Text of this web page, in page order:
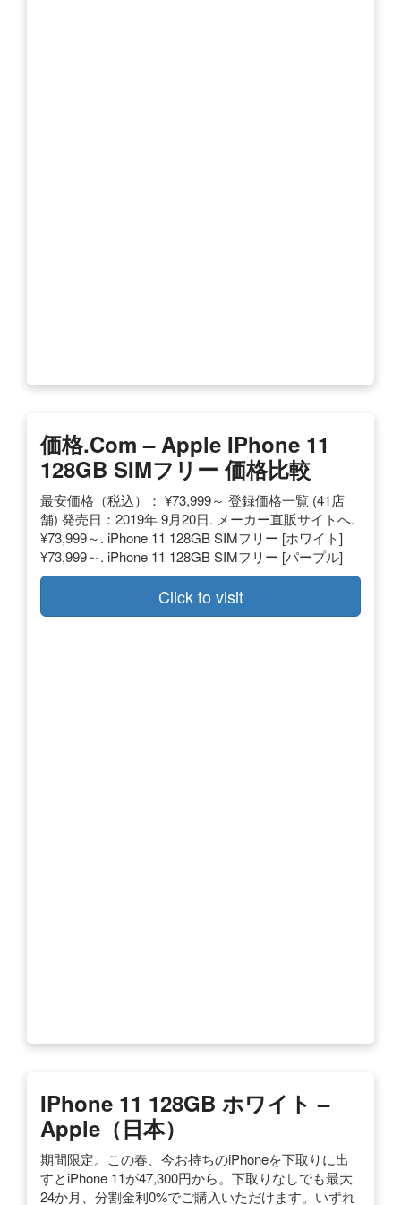
価格.com – Apple IPhone 11
128GB SIMフリー 価格比較
最安価格（税込）： ¥73,999～ 登録価格一覧 (41店
舗) 発売日：2019年 9月20日. メーカー直販サイトへ.
¥73,999～. iPhone 11 128GB SIMフリー [ホワイト]
¥73,999～. iPhone 11 128GB SIMフリー [パープル]
Click to visit
IPhone 11 128GB ホワイト –
Apple（日本）
期間限定。この春、今お持ちのiPhoneを下取りに出
すとiPhone 11が47,300円から。下取りなしでも最大
24か月、分割金利0%でご購入いただけます。いずれ